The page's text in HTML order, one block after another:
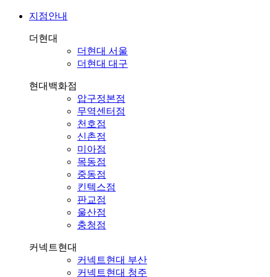
지점안내
더현대
더현대 서울
더현대 대구
현대백화점
압구정본점
무역센터점
천호점
신촌점
미아점
목동점
중동점
킨텍스점
판교점
울산점
충청점
커넥트현대
커넥트현대 부산
커넥트현대 청주